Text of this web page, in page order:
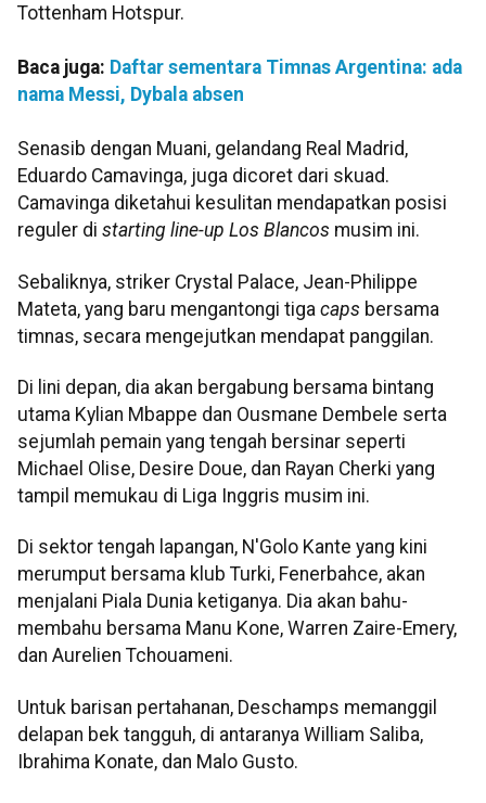
Tottenham Hotspur.
Baca juga: Daftar sementara Timnas Argentina: ada
nama Messi, Dybala absen
Senasib dengan Muani, gelandang Real Madrid,
Eduardo Camavinga, juga dicoret dari skuad.
Camavinga diketahui kesulitan mendapatkan posisi
reguler di starting line-up Los Blancos musim ini.
Sebaliknya, striker Crystal Palace, Jean-Philippe
Mateta, yang baru mengantongi tiga caps bersama
timnas, secara mengejutkan mendapat panggilan.
Di lini depan, dia akan bergabung bersama bintang
utama Kylian Mbappe dan Ousmane Dembele serta
sejumlah pemain yang tengah bersinar seperti
Michael Olise, Desire Doue, dan Rayan Cherki yang
tampil memukau di Liga Inggris musim ini.
Di sektor tengah lapangan, N'Golo Kante yang kini
merumput bersama klub Turki, Fenerbahce, akan
menjalani Piala Dunia ketiganya. Dia akan bahu-
membahu bersama Manu Kone, Warren Zaire-Emery,
dan Aurelien Tchouameni.
Untuk barisan pertahanan, Deschamps memanggil
delapan bek tangguh, di antaranya William Saliba,
Ibrahima Konate, dan Malo Gusto.